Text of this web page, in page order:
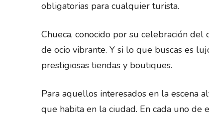
obligatorias para cualquier turista.
Chueca, conocido por su celebración
de ocio vibrante. Y si lo que buscas es
prestigiosas tiendas y boutiques.
Para aquellos interesados en la escena
que habita en la ciudad. En cada uno de